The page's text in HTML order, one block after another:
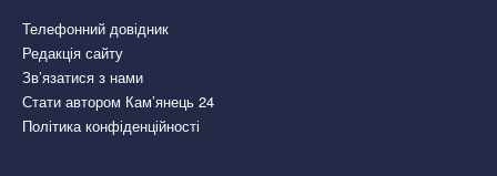
Телефонний довідник
Редакція сайту
Зв’язатися з нами
Стати автором Кам’янець 24
Політика конфіденційності